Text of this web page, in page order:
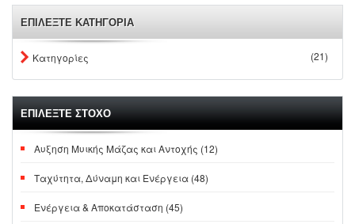
ΕΠΙΛΕΞΤΕ ΚΑΤΗΓΟΡΙΑ
Κατηγορίες (21)
ΕΠΙΛΕΞΤΕ ΣΤΟΧΟ
Αυξηση Μυικής Μάζας και Αντοχής (12)
Ταχύτητα, Δύναμη και Ενέργεια (48)
Ενέργεια & Αποκατάσταση (45)